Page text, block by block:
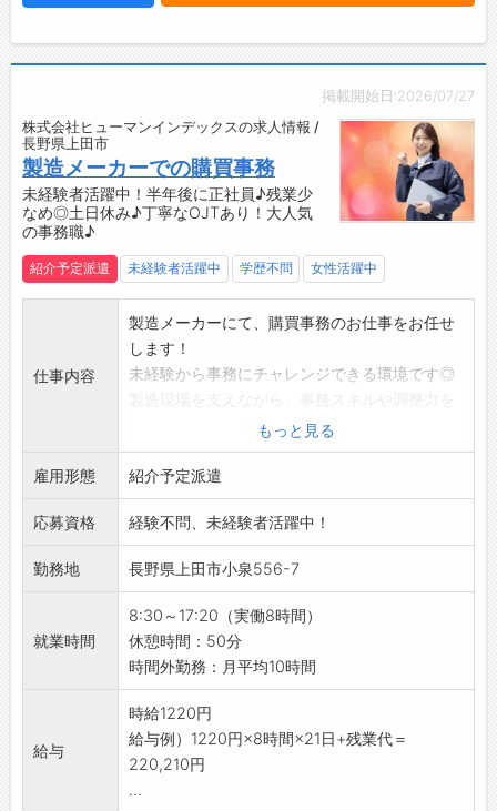
です。
・プライベートも充実◎オンとオフのメリハリ
・風通しが良く、働きやすい職場環境です♪
【紹介予定派遣！】
・6ヶ月後に正社員雇用へ切替前提です◎
・安定したキャリアを目指しながら、実務経験
【企業について】
・1960年創業の安定企業で、専用機械部品の加
工・組立を手がけています。
・設計から組立まで一貫した生産体制を確立
◇ものづくりに興味があり、技術を身につけた
い方
◆コツコツと作業することが好きな方
◇安定した環境で長く働きたい方
◆新しいことにチャレンジする意欲のある方
☆----------------------------------------
☆
◆給与前払い制度あり！
勤務実績に応じて、給与前払いが可能です◎
簡単申請！簡単受取！日払い即日払い対応！
☆
◆ご不明点はいつでもご相談ください！
即日対応!!フォロー体制もバッチリ
登録はご自宅からお電話で可能です◎
掲載開始日:2026/07/27
株式会社ヒューマンインデックスの求人情報 /
長野県上田市
製造メーカーでの購買事務
未経験者活躍中！半年後に正社員♪残業少
なめ◎土日休み♪丁寧なOJTあり！大人気
の事務職♪
紹介予定派遣 未経験者活躍中 学歴不問 女性活躍中
仕事内容
製造メーカーにて、購買事務のお仕事をお任せ
します！
未経験から事務にチャレンジできる環境です◎
身につけ、長期的なキャリア形成を目指せます
♪
【具体的な業務内容】
・電子部品や各種資材の発注業務
・取引先メーカーへの納期確認、調整
・購買に関する伝票処理、請求書処理
・生産部門と連携した部材の手配業務
・社員のサポート業務
・その他、購買業務に付随する事務作業
【おすすめポイント】
◆未経験歓迎！
・購買事務や製造業界が初めての方も大歓迎◎
・先輩社員がしっかりサポートするので安心し
もっと見る
雇用形態 紹介予定派遣
応募資格 経験不問、未経験者活躍中！
勤務地 長野県上田市小泉556-7
就業時間
8:30～17:20（実働8時間）
休憩時間：50分
時間外勤務：月平均10時間
給与
時給1220円
給与例）1220円×8時間×21日+残業代＝
220,210円
...